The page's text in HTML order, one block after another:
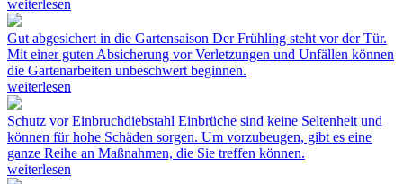
weiterlesen
Gut abgesichert in die Gartensaison Der Frühling steht vor der Tür.
Mit einer guten Absicherung vor Verletzungen und Unfällen können
die Gartenarbeiten unbeschwert beginnen.
weiterlesen
Schutz vor Einbruchdiebstahl Einbrüche sind keine Seltenheit und
können für hohe Schäden sorgen. Um vorzubeugen, gibt es eine
ganze Reihe an Maßnahmen, die Sie treffen können.
weiterlesen